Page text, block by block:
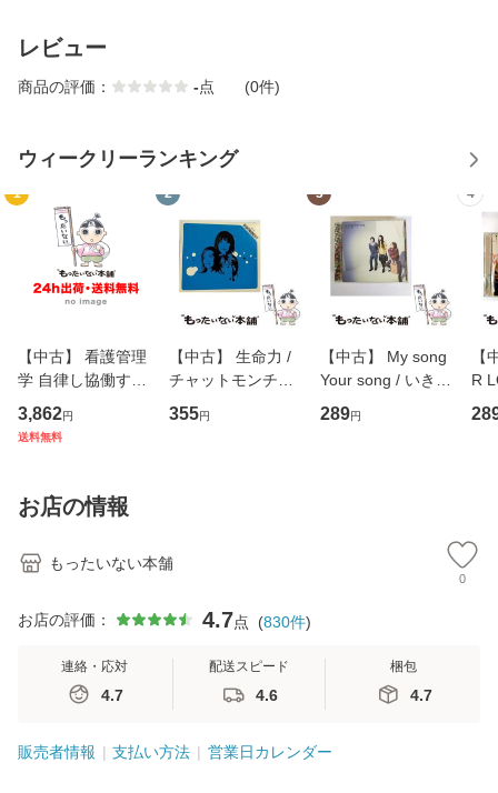
レビュー
商品の評価： -点 (0件)
ウィークリーランキング
1
【中古】 看護管理
学 自律し協働する
専門職の看護マネ
ジメントスキル 改
恵 藤本幸三 / 南江
堂 [単行
3,862円
送料無料
2
【中古】 生命力 /
チャットモンチー /
キューンレコード
[CD]【メール便送
355円
3
【中古】 My song
Your song / いきも
のがかり / [CD]
【メール便送料無
289円
4
【
R
産
お店の情報
もったいない本舗
0
お店の評価： 4.7点 (830件)
連絡・応対
4.7
配送スピード
4.6
梱包
4.7
販売者情報 支払い方法 営業日カレンダー